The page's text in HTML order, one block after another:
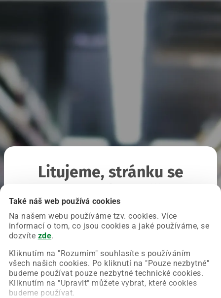
Také náš web používá cookies
Na našem webu používáme tzv. cookies. Více
informací o tom, co jsou cookies a jaké používáme, se
dozvíte zde.
Kliknutím na "Rozumím" souhlasíte s používáním
všech našich cookies. Po kliknutí na "Pouze nezbytné"
budeme používat pouze nezbytné technické cookies.
Kliknutím na "Upravit" můžete vybrat, které cookies
budeme používat.
Litujeme, stránku se
Chyba nastala na naší straně a už ji opravujeme.
Zkuste prosím znovu načíst požadovanou stránku.
Obnovit stránku Úvodní strana